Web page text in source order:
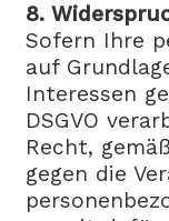
8.
Sofern Ihre
auf
Interessen
DSGVO
Recht,
gegen die